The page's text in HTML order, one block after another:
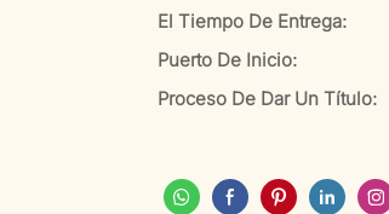
El Tiempo De Entrega:
Puerto De Inicio:
Proceso De Dar Un Título: